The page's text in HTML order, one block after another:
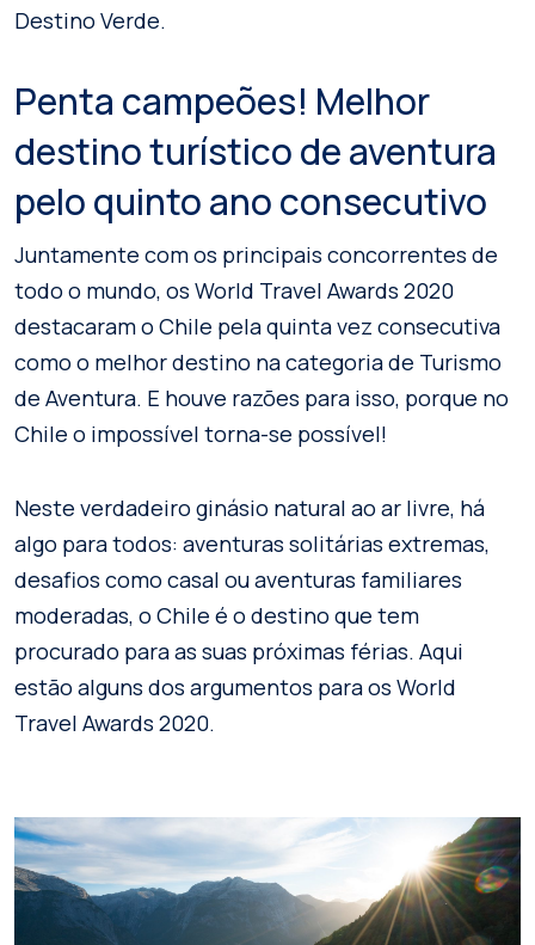
Destino Verde.
Penta campeões! Melhor
destino turístico de aventura
pelo quinto ano consecutivo
Juntamente com os principais concorrentes de
todo o mundo, os World Travel Awards 2020
destacaram o Chile pela quinta vez consecutiva
como o melhor destino na categoria de Turismo
de Aventura. E houve razões para isso, porque no
Chile o impossível torna-se possível!
Neste verdadeiro ginásio natural ao ar livre, há
algo para todos: aventuras solitárias extremas,
desafios como casal ou aventuras familiares
moderadas, o Chile é o destino que tem
procurado para as suas próximas férias. Aqui
estão alguns dos argumentos para os World
Travel Awards 2020.